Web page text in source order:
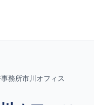
務所市川オフィス